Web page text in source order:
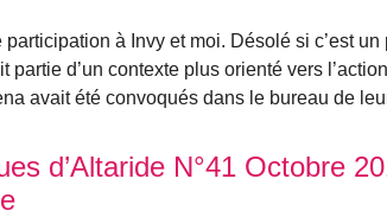
participation à Invy et moi. Désolé si c’est
partie d’un contexte plus orienté vers
avait été convoqués dans le bureau de
d’Altaride N°41 Octobre